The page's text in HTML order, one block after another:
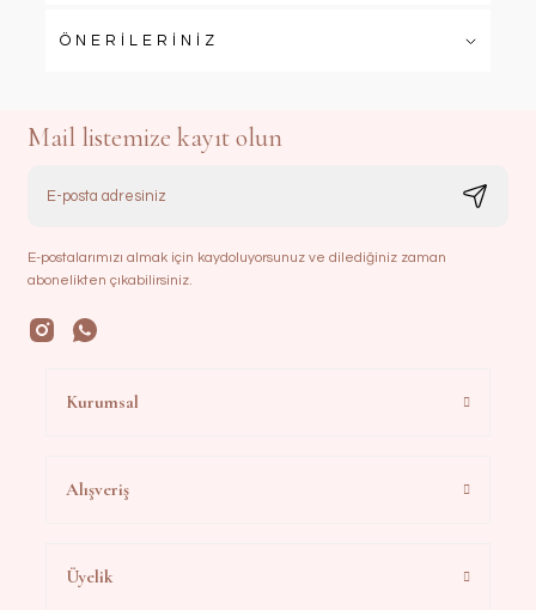
ÖNERİLERİNİZ
Mail listemize kayıt olun
E-postalarımızı almak için kaydoluyorsunuz ve dilediğiniz zaman
abonelikten çıkabilirsiniz.
Kurumsal
Alışveriş
Üyelik